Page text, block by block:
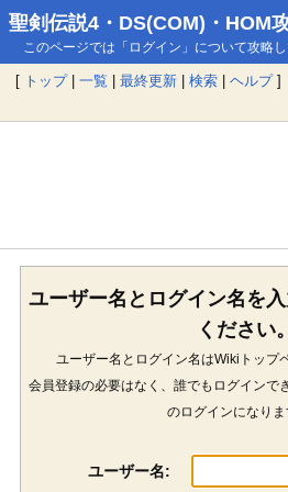
聖剣伝説4・DS(COM)・HOM
このページでは「ログイン」について攻略し
[ トップ| 一覧 | 最終更新 | 検索 | ヘルプ]
ユーザー名とログイン名を
ください。
ユーザー名とログイン名はWikiトップ
会員登録の必要はなく、誰でもログインで
のログインになりま
ユーザー名: